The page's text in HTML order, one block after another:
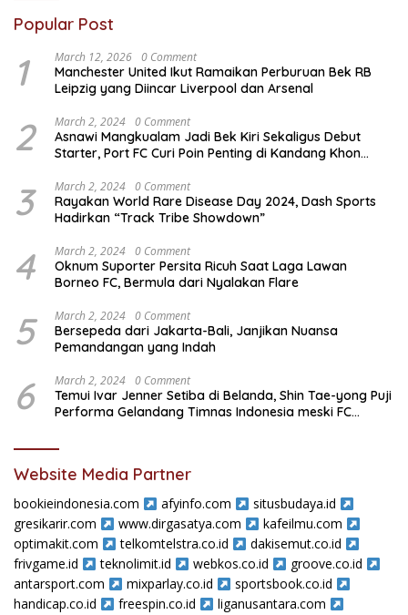
Popular Post
1 March 12, 2026 0 Comment
Manchester United Ikut Ramaikan Perburuan Bek RB
Leipzig yang Diincar Liverpool dan Arsenal
2 March 2, 2024 0 Comment
Asnawi Mangkualam Jadi Bek Kiri Sekaligus Debut
Starter, Port FC Curi Poin Penting di Kandang Khon
3 March 2, 2024 0 Comment
Rayakan World Rare Disease Day 2024, Dash Sports
Hadirkan “Track Tribe Showdown”
4 March 2, 2024 0 Comment
Oknum Suporter Persita Ricuh Saat Laga Lawan
Borneo FC, Bermula dari Nyalakan Flare
5 March 2, 2024 0 Comment
Bersepeda dari Jakarta-Bali, Janjikan Nuansa
Pemandangan yang Indah
6 March 2, 2024 0 Comment
Temui Ivar Jenner Setiba di Belanda, Shin Tae-yong Puji
Performa Gelandang Timnas Indonesia meski FC
Website Media Partner
bookieindonesia.com afyinfo.com
situsbudaya.id
gresikarir.com
www.dirgasatya.com
kafeilmu.com
optimakit.com
telkomtelstra.co.id
dakisemut.co.id
frivgame.id
teknolimit.id webkos.co.id
groove.co.id
antarsport.com
mixparlay.co.id
sportsbook.co.id
handicap.co.id
freespin.co.id
liganusantara.com